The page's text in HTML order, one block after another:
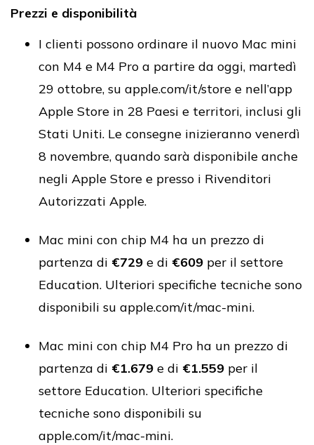
Prezzi e disponibilità
I clienti possono ordinare il nuovo Mac mini
con M4 e M4 Pro a partire da oggi, martedì
29 ottobre, su apple.com/it/store e nell’app
Apple Store in 28 Paesi e territori, inclusi gli
Stati Uniti. Le consegne inizieranno venerdì
8 novembre, quando sarà disponibile anche
negli Apple Store e presso i Rivenditori
Autorizzati Apple.
Mac mini con chip M4 ha un prezzo di
partenza di €729 e di €609 per il settore
Education. Ulteriori specifiche tecniche sono
disponibili su apple.com/it/mac-mini.
Mac mini con chip M4 Pro ha un prezzo di
partenza di €1.679 e di €1.559 per il
settore Education. Ulteriori specifiche
tecniche sono disponibili su
apple.com/it/mac-mini.